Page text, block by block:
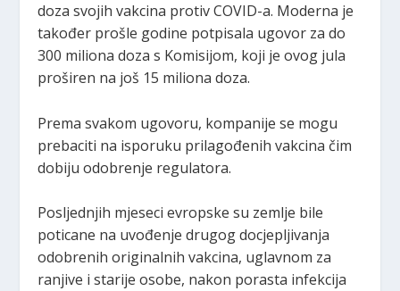
doza svojih vakcina protiv COVID-a. Moderna je
također prošle godine potpisala ugovor za do
300 miliona doza s Komisijom, koji je ovog jula
proširen na još 15 miliona doza.
Prema svakom ugovoru, kompanije se mogu
prebaciti na isporuku prilagođenih vakcina čim
dobiju odobrenje regulatora.
Posljednjih mjeseci evropske su zemlje bile
poticane na uvođenje drugog docjepljivanja
odobrenih originalnih vakcina, uglavnom za
ranjive i starije osobe, nakon porasta infekcija